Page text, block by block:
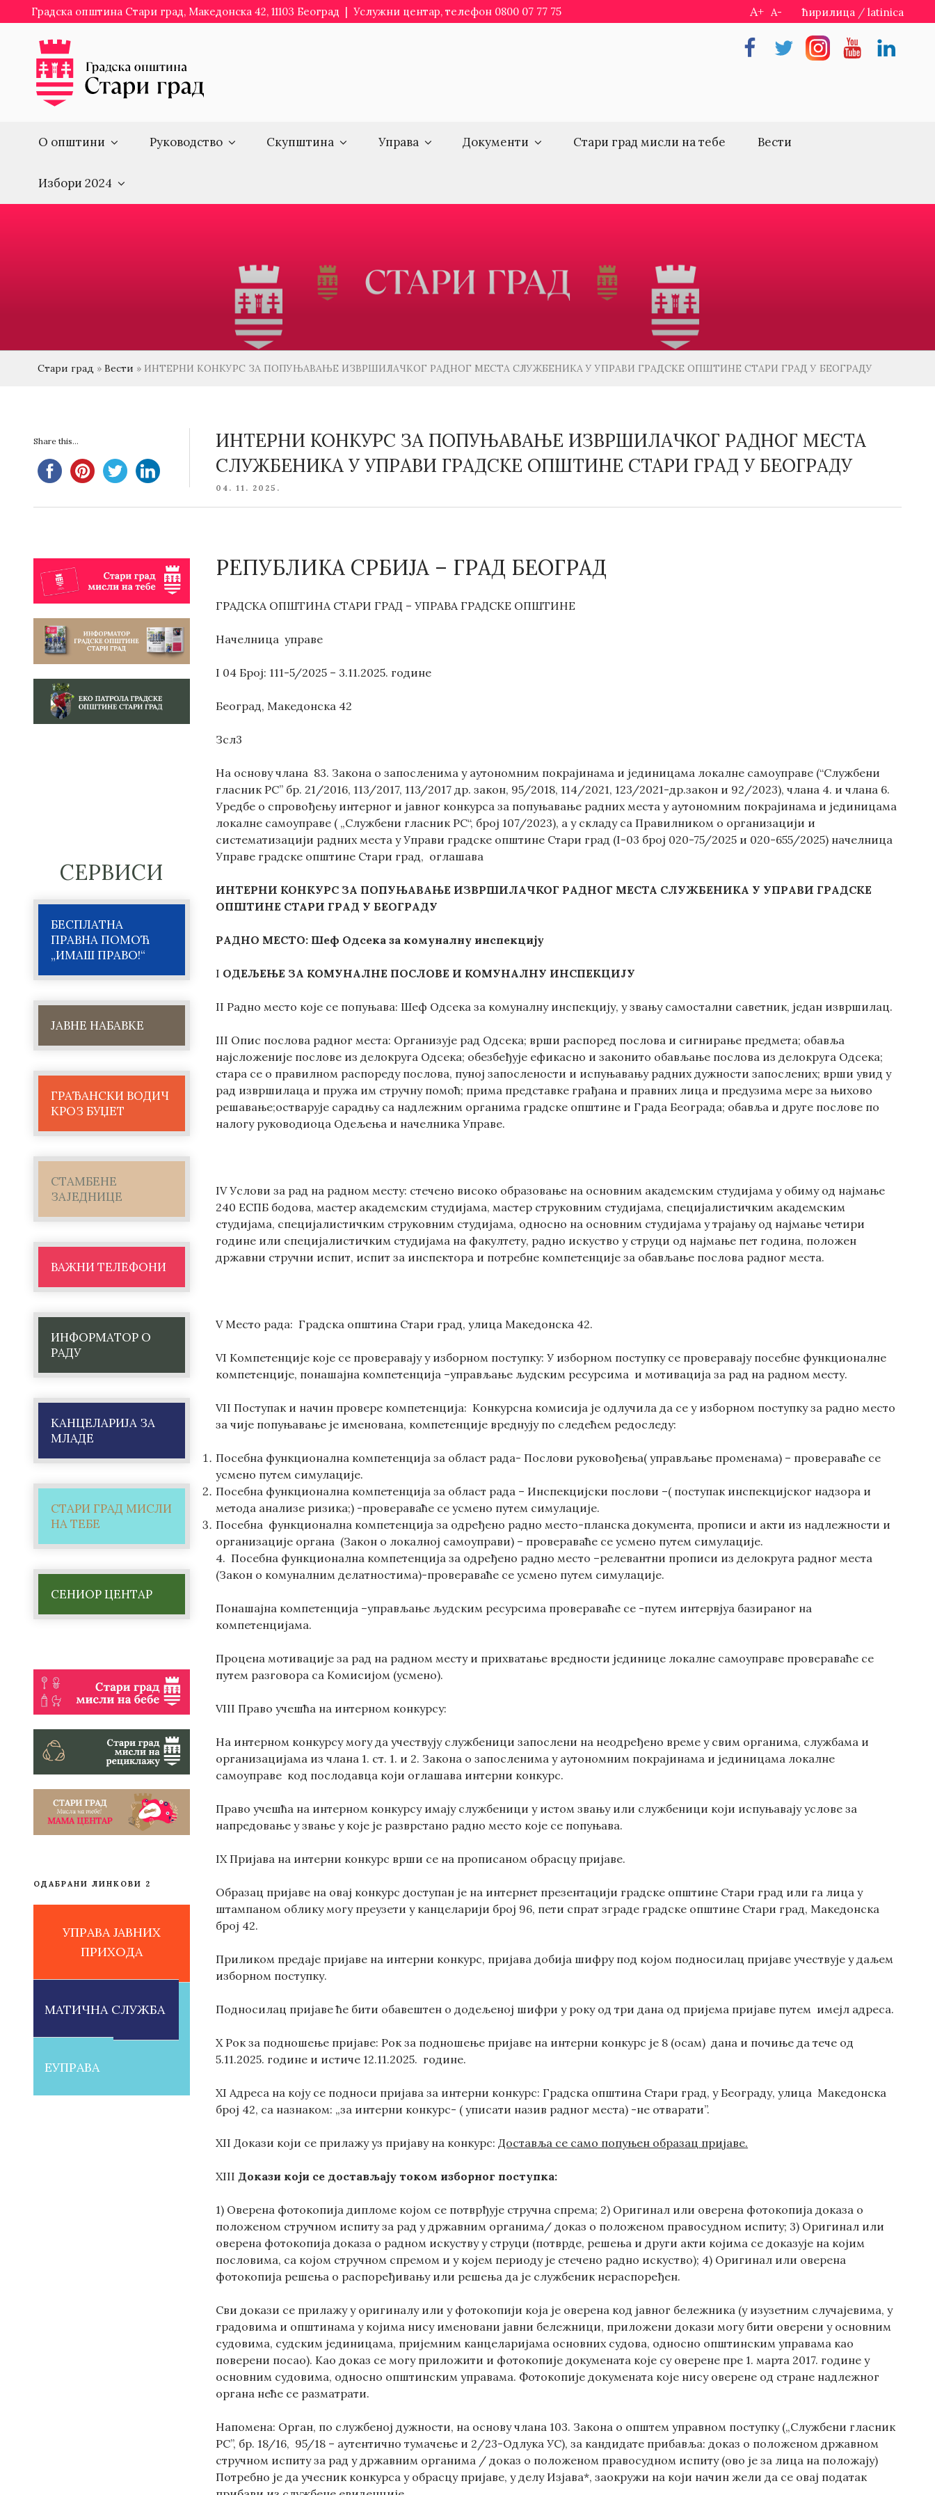
to
content
Градска општина Стари град, Македонска 42, 11103 Београд | Услужни центар, телефон 0800 07 77 75 A+ A- ћирилица / latinica
FacebookTwitterInstragramYoutubeLinkedin
О општини Руководство Скупштина Управа Документи Стари град мисли на тебе Вести
Избори 2024
Стари град » Вести » ИНТЕРНИ КОНКУРС ЗА ПОПУЊАВАЊЕ ИЗВРШИЛАЧКОГ РАДНОГ МЕСТА СЛУЖБЕНИКА У УПРАВИ ГРАДСКЕ ОПШТИНЕ СТАРИ ГРАД У БЕОГРАДУ
Share this...
ИНТЕРНИ КОНКУРС ЗА ПОПУЊАВАЊЕ ИЗВРШИЛАЧКОГ РАДНОГ МЕСТА
СЛУЖБЕНИКА У УПРАВИ ГРАДСКЕ ОПШТИНЕ СТАРИ ГРАД У БЕОГРАДУ
POSTED
04. 11. 2025.
СЕРВИСИ
БЕСПЛАТНА
ПРАВНА ПОМОЋ
„ИМАШ ПРАВО!“
ЈАВНЕ НАБАВКЕ
ГРАЂАНСКИ ВОДИЧ
КРОЗ БУЏЕТ
СТАМБЕНЕ
ЗАЈЕДНИЦЕ
ВАЖНИ ТЕЛЕФОНИ
ИНФОРМАТОР О
РАДУ
КАНЦЕЛАРИЈА ЗА
МЛАДЕ
СТАРИ ГРАД МИСЛИ
НА ТЕБЕ
СЕНИОР ЦЕНТАР
ОДАБРАНИ ЛИНКОВИ 2
УПРАВА ЈАВНИХ
ПРИХОДА
МАТИЧНА СЛУЖБА
ЕУПРАВА
РЕПУБЛИКА СРБИЈА – ГРАД БЕОГРАД
ГРАДСКА ОПШТИНА СТАРИ ГРАД – УПРАВА ГРАДСКЕ ОПШТИНЕ
Начелница управе
I 04 Број: 111-5/2025 – 3.11.2025. године
Београд, Македонска 42
Зсл3
На основу члана 83. Закона о запосленима у аутономним покрајинама и јединицама локалне самоуправе (“Службени
гласник РС” бр. 21/2016, 113/2017, 113/2017 др. закон, 95/2018, 114/2021, 123/2021-др.закон и 92/2023), члана 4. и члана 6.
Уредбе о спровођењу интерног и јавног конкурса за попуњавање радних места у аутономним покрајинама и јединицама
локалне самоуправе ( „Службени гласник РС“, број 107/2023), а у складу са Правилником о организацији и
систематизацији радних места у Управи градске општине Стари град (I-03 број 020-75/2025 и 020-655/2025) начелница
Управе градске општине Стари град, оглашава
ИНТЕРНИ КОНКУРС ЗА ПОПУЊАВАЊЕ ИЗВРШИЛАЧКОГ РАДНОГ МЕСТА СЛУЖБЕНИКА У УПРАВИ ГРАДСКЕ
ОПШТИНЕ СТАРИ ГРАД У БЕОГРАДУ
РАДНО МЕСТО: Шеф Одсека за комуналну инспекцију
I ОДЕЉЕЊЕ ЗА КОМУНАЛНЕ ПОСЛОВЕ И КОМУНАЛНУ ИНСПЕКЦИЈУ
II Радно место које се попуњава: Шеф Одсека за комуналну инспекцију, у звању самостални саветник, један извршилац.
III Опис послова радног места: Организује рад Одсека; врши распоред послова и сигнирање предмета; обавља
најсложеније послове из делокруга Одсека; обезбеђује ефикасно и законито обављање послова из делокруга Одсека;
стара се о правилном распореду послова, пуној запослености и испуњавању радних дужности запослених; врши увид у
рад извршилаца и пружа им стручну помоћ; прима представке грађана и правних лица и предузима мере за њихово
решавање;остварује сарадњу са надлежним органима градске општине и Града Београда; обавља и друге послове по
налогу руководиоца Одељења и начелника Управе.
IV Услови за рад на радном месту: стечено високо образовање на основним академским студијама у обиму од најмање
240 ЕСПБ бодова, мастер академским студијама, мастер струковним студијама, специјалистичким академским
студијама, специјалистичким струковним студијама, односно на основним студијама у трајању од најмање четири
године или специјалистичким студијама на факултету, радно искуство у струци од најмање пет година, положен
државни стручни испит, испит за инспектора и потребне компетенције за обављање послова радног места.
V Место рада: Градска општина Стари град, улица Македонска 42.
VI Компетенције које се проверавају у изборном поступку: У изборном поступку се проверавају посебне функционалне
компетенције, понашајна компетенција –управљање људским ресурсима и мотивација за рад на радном месту.
VII Поступак и начин провере компетенција: Конкурсна комисија је одлучила да се у изборном поступку за радно место
за чије попуњавање је именована, компетенције вреднују по следећем редоследу:
Посебна функционална компетенција за област рада- Послови руковођења( управљање променама) – провераваће се
усмено путем симулације.
Посебна функционална компетенција за област рада – Инспекцијски послови –( поступак инспекцијског надзора и
метода анализе ризика;) -провераваће се усмено путем симулације.
Посебна функционална компетенција за одређено радно место-планска документа, прописи и акти из надлежности и
организације органа (Закон о локалној самоуправи) – провераваће се усмено путем симулације.
4. Посебна функционална компетенција за одређено радно место –релевантни прописи из делокруга радног места
(Закон о комуналним делатностима)-провераваће се усмено путем симулације.
Понашајна компетенција –управљање људским ресурсима провераваће се -путем интервјуа базираног на
компетенцијама.
Процена мотивације за рад на радном месту и прихватање вредности јединице локалне самоуправе провераваће се
путем разговора са Комисијом (усмено).
VIII Право учешћа на интерном конкурсу:
На интерном конкурсу могу да учествују службеници запослени на неодређено време у свим органима, службама и
организацијама из члана 1. ст. 1. и 2. Закона о запосленима у аутономним покрајинама и јединицама локалне
самоуправе код послодавца који оглашава интерни конкурс.
Право учешћа на интерном конкурсу имају службеници у истом звању или службеници који испуњавају услове за
напредовање у звање у које је разврстано радно место које се попуњава.
IX Пријава на интерни конкурс врши се на прописаном обрасцу пријаве.
Образац пријаве на овај конкурс доступан је на интернет презентацији градске општине Стари град или га лица у
штампаном облику могу преузети у канцеларији број 96, пети спрат зграде градске општине Стари град, Македонска
број 42.
Приликом предаје пријаве на интерни конкурс, пријава добија шифру под којом подносилац пријаве учествује у даљем
изборном поступку.
Подносилац пријаве ће бити обавештен о додељеној шифри у року од три дана од пријема пријаве путем имејл адреса.
X Рок за подношење пријаве: Рок за подношење пријаве на интерни конкурс је 8 (осам) дана и почиње да тече од
5.11.2025. године и истиче 12.11.2025. године.
XI Адреса на коју се подноси пријава за интерни конкурс: Градска општина Стари град, у Београду, улица Македонска
број 42, са назнаком: „за интерни конкурс- ( уписати назив радног места) -не отварати”.
XII Докази који се прилажу уз пријаву на конкурс:Доставља се само попуњен образац пријаве.
XIIIДокази који се достављају током изборног поступка:
1) Оверена фотокопија дипломе којом се потврђује стручна спрема; 2) Оригинал или оверена фотокопија доказа о
положеном стручном испиту за рад у државним органима/ доказ о положеном правосудном испиту; 3) Оригинал или
оверена фотокопија доказа о радном искуству у струци (потврде, решења и други акти којима се доказује на којим
пословима, са којом стручном спремом и у којем периоду је стечено радно искуство); 4) Оригинал или оверена
фотокопија решења о распоређивању или решења да је службеник нераспоређен.
Сви докази се прилажу у оригиналу или у фотокопији која је оверена код јавног бележника (у изузетним случајевима, у
градовима и општинама у којима нису именовани јавни бележници, приложени докази могу бити оверени у основним
судовима, судским јединицама, пријемним канцеларијама основних судова, односно општинским управама као
поверени посао). Као доказ се могу приложити и фотокопије докумената које су оверене пре 1. марта 2017. године у
основним судовима, односно општинским управама. Фотокопије докумената које нису оверене од стране надлежног
органа неће се разматрати.
Напомена: Орган, по службеној дужности, на основу члана 103. Закона о општем управном поступку („Службени гласник
РС”, бр. 18/16, 95/18 – аутентично тумачење и 2/23-Одлука УС), за кандидате прибавља: доказ о положеном државном
стручном испиту за рад у државним органима / доказ о положеном правосудном испиту (ово је за лица на положају)
Потребно је да учесник конкурса у обрасцу пријаве, у делу Изјава*, заокружи на који начин жели да се овај податак